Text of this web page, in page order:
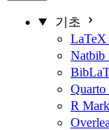
기초
R